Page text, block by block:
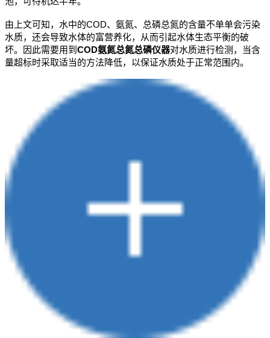
由上文可知，水中的COD、氨氮、总磷总氮的含量不单单会污染
水质，还会导致水体的富营养化，从而引起水体生态平衡的破
坏。因此需要用到 COD氨氮总氮总磷仪器对水质进行检测，当含
量超标时采取适当的方法降低，以保证水质处于正常范围内。